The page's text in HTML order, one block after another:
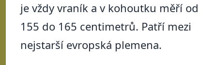
je vždy vraník a v kohoutku měří od
155 do 165 centimetrů. Patří mezi
nejstarší evropská plemena.